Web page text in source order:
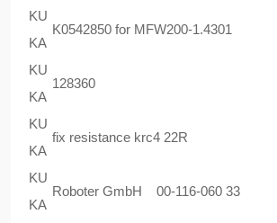
KU
KA
K0542850 for MFW200-1.4301
KU
KA
128360
KU
KA
fix resistance krc4 22R
KU
KA
Roboter GmbH 00-116-060 33